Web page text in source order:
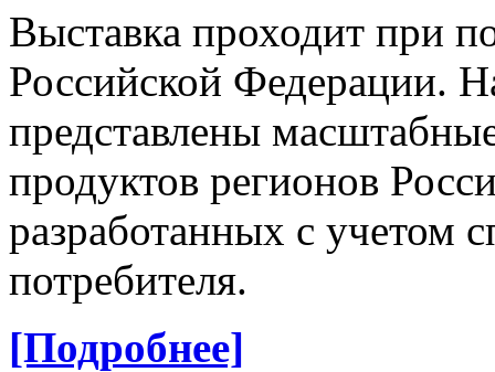
Выставка проходит при
Российской Федерации.
представлены
продуктов регионов
разработанных с учетом
потребителя.
[Подробнее]